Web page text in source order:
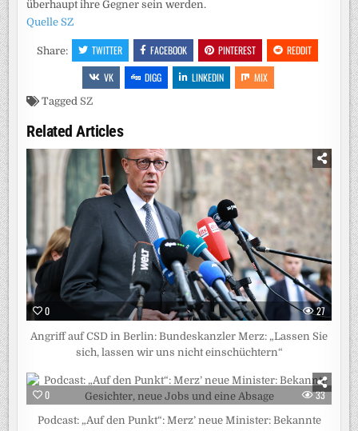
überhaupt ihre Gegner sein werden.
Quelle SZ
Share: TWITTER FACEBOOK PINTEREST
REDDIT
VK
DIGG LINKEDIN MIX
Tagged SZ
Related Articles
0 27
Angriff auf CSD in Berlin: Bundeskanzler Merz: „Lassen Sie
sich, lassen wir uns nicht einschüchtern“
0 33
Podcast: „Auf den Punkt“: Merz’ neue Minister: Bekannte